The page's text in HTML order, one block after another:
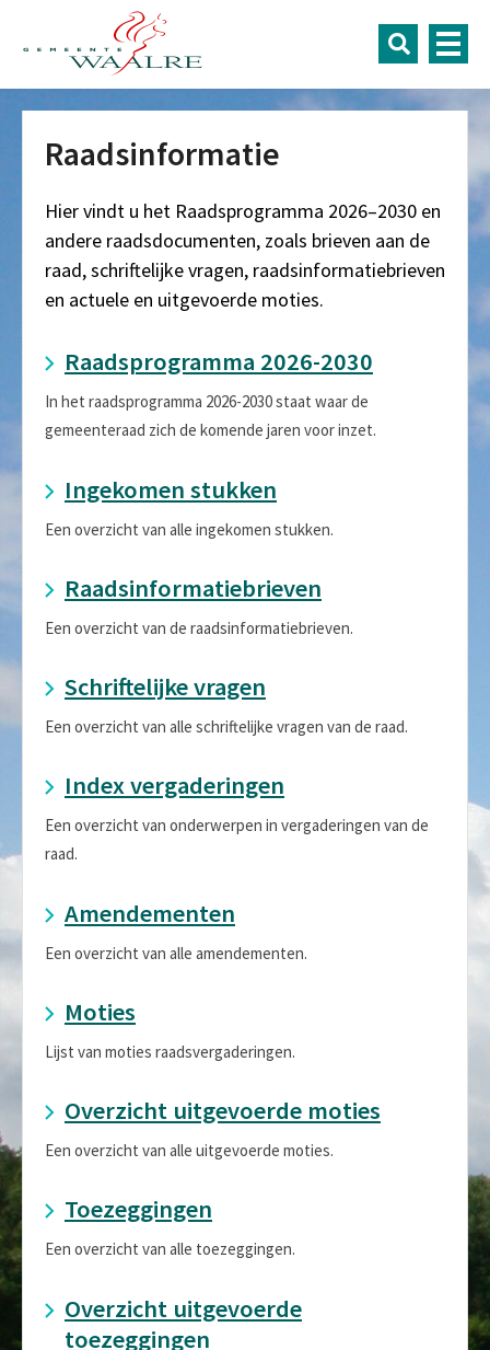
Raadsinformatie
Hier vindt u het Raadsprogramma 2026–2030 en
andere raadsdocumenten, zoals brieven aan de
raad, schriftelijke vragen, raadsinformatiebrieven
en actuele en uitgevoerde moties.
Raadsprogramma 2026-2030
In het raadsprogramma 2026-2030 staat waar de
gemeenteraad zich de komende jaren voor inzet.
Ingekomen stukken
Een overzicht van alle ingekomen stukken.
Raadsinformatiebrieven
Een overzicht van de raadsinformatiebrieven.
Schriftelijke vragen
Een overzicht van alle schriftelijke vragen van de raad.
Index vergaderingen
Een overzicht van onderwerpen in vergaderingen van de
raad.
Amendementen
Een overzicht van alle amendementen.
Moties
Lijst van moties raadsvergaderingen.
Overzicht uitgevoerde moties
Een overzicht van alle uitgevoerde moties.
Toezeggingen
Een overzicht van alle toezeggingen.
Overzicht uitgevoerde
toezeggingen